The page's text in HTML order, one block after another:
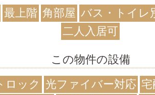
最上階 角部屋 バス・トイレ
二人入居可
この物件の設備
ロック
光ファイバー対応